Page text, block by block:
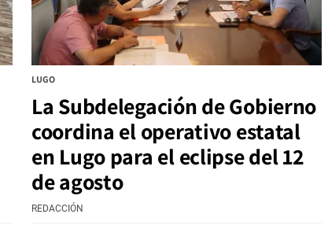
LUGO
La Subdelegación de Gobierno
coordina el operativo estatal
en Lugo para el eclipse del 12
de agosto
REDACCIÓN